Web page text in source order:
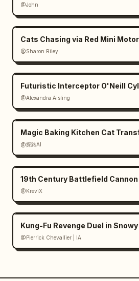
@John
Cats Chasing via Red Mini
@Sharon Riley
Futuristic Interceptor O'Neill
@Alexandra Aisling
Magic Baking Kitchen Cat
@探路AI
19th Century Battlefield
@KreviX
Kung-Fu Revenge Duel in
@Pierrick Chevallier | IA